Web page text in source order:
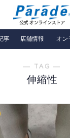
事 店舗情報 オン
― TAG ―
伸縮性